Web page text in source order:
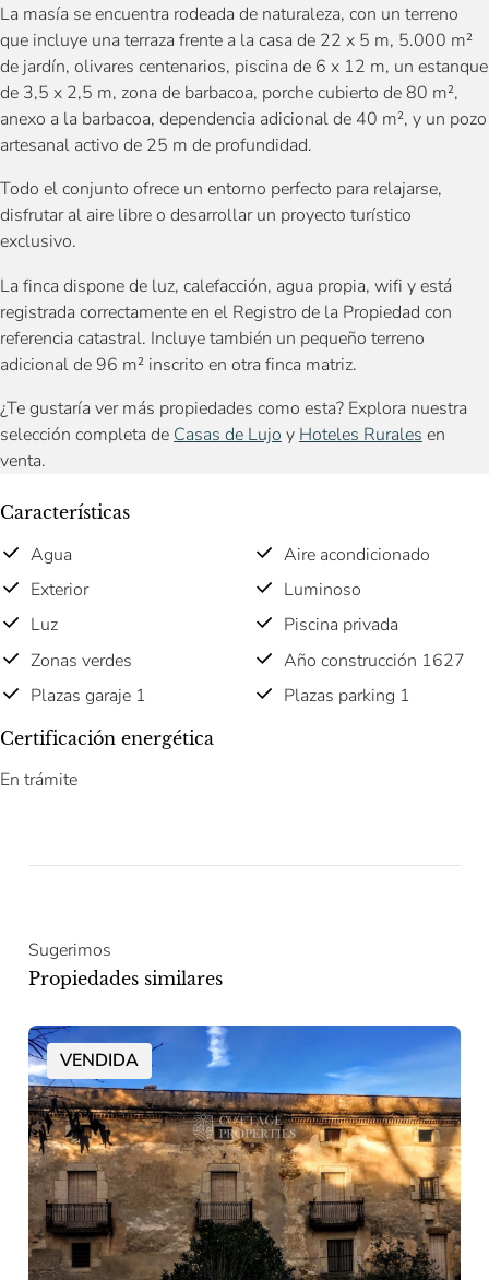
La masía se encuentra rodeada de naturaleza, con un terreno
que incluye una terraza frente a la casa de 22 x 5 m, 5.000 m²
de jardín, olivares centenarios, piscina de 6 x 12 m, un estanque
de 3,5 x 2,5 m, zona de barbacoa, porche cubierto de 80 m²,
anexo a la barbacoa, dependencia adicional de 40 m², y un pozo
artesanal activo de 25 m de profundidad.
Todo el conjunto ofrece un entorno perfecto para relajarse,
disfrutar al aire libre o desarrollar un proyecto turístico
exclusivo.
La finca dispone de luz, calefacción, agua propia, wifi y está
registrada correctamente en el Registro de la Propiedad con
referencia catastral. Incluye también un pequeño terreno
adicional de 96 m² inscrito en otra finca matriz.
¿Te gustaría ver más propiedades como esta? Explora nuestra
selección completa de Casas de Lujo y Hoteles Rurales en
venta.
Características
Agua
Aire acondicionado
Exterior
Luminoso
Luz
Piscina privada
Zonas verdes
Año construcción 1627
Plazas garaje 1
Plazas parking 1
Certificación energética
En trámite
Sugerimos
Propiedades similares
VENDIDA